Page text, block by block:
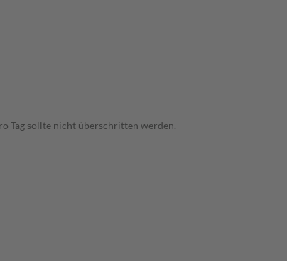
Tag sollte nicht überschritten werden.